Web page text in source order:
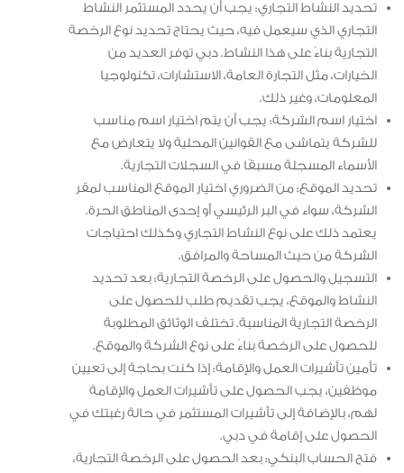
تحديد النشاط التجاري: يجب أن يحدد المستثمر النشاط
التجاري الذي سيعمل فيه، حيث يحتاج تحديد نوع الرخصة
التجارية بناءً على هذا النشاط. دبي توفر العديد من
الخيارات، مثل التجارة العامة، الاستشارات، تكنولوجيا
المعلومات، وغير ذلك.
اختيار اسم الشركة: يجب أن يتم اختيار اسم مناسب
للشركة يتماشى مع القوانين المحلية ولا يتعارض مع
الأسماء المسجلة مسبقًا في السجلات التجارية.
تحديد الموقع: من الضروري اختيار الموقع المناسب لمقر
الشركة، سواء في البر الرئيسي أو إحدى المناطق الحرة.
يعتمد ذلك على نوع النشاط التجاري وكذلك احتياجات
الشركة من حيث المساحة والمرافق.
التسجيل والحصول على الرخصة التجارية: بعد تحديد
النشاط والموقع، يجب تقديم طلب للحصول على
الرخصة التجارية المناسبة. تختلف الوثائق المطلوبة
للحصول على الرخصة بناءً على نوع الشركة والموقع.
تأمين تأشيرات العمل والإقامة: إذا كنت بحاجة إلى تعيين
موظفين، يجب الحصول على تأشيرات العمل والإقامة
لهم، بالإضافة إلى تأشيرات المستثمر في حالة رغبتك في
الحصول على إقامة في دبي.
فتح الحساب البنكي: بعد الحصول على الرخصة التجارية،